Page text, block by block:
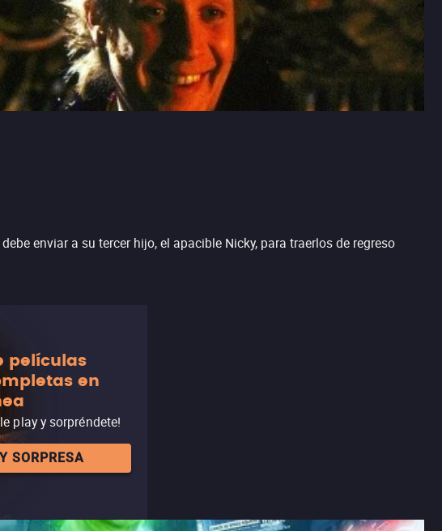
enviar a su tercer hijo, el apacible Nicky, para traerlos de regreso
películas
en
play y sorpréndete!
SORPRESA